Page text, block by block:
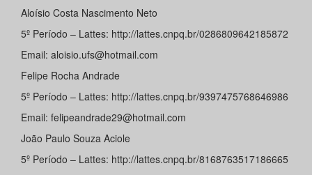
Aloísio Costa Nascimento Neto
5º Período – Lattes: http://lattes.cnpq.br/0286809642185872
Email: aloisio.ufs@hotmail.com
Felipe Rocha Andrade
5º Período – Lattes: http://lattes.cnpq.br/9397475768646986
Email: felipeandrade29@hotmail.com
João Paulo Souza Aciole
5º Período – Lattes: http://lattes.cnpq.br/8168763517186665